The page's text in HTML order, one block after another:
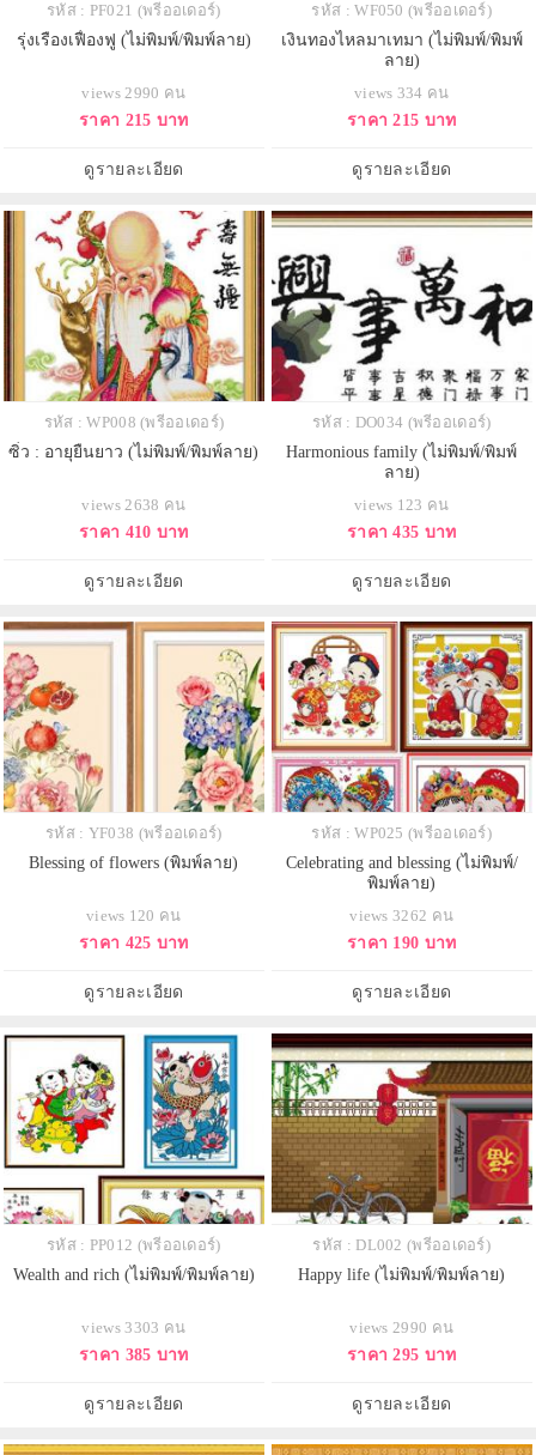
รหัส : PF021 (พรีออเดอร์)
รุ่งเรืองเฟื่องฟู (ไม่พิมพ์/พิมพ์ลาย)
views 2990 คน
ราคา 215 บาท
ดูรายละเอียด
รหัส : WF050 (พรีออเดอร์)
เงินทองไหลมาเทมา (ไม่พิมพ์/พิมพ์
ลาย)
views 334 คน
ราคา 215 บาท
ดูรายละเอียด
รหัส : WP008 (พรีออเดอร์)
ซิ่ว : อายุยืนยาว (ไม่พิมพ์/พิมพ์ลาย)
views 2638 คน
ราคา 410 บาท
ดูรายละเอียด
รหัส : DO034 (พรีออเดอร์)
Harmonious family (ไม่พิมพ์/พิมพ์
ลาย)
views 123 คน
ราคา 435 บาท
ดูรายละเอียด
รหัส : YF038 (พรีออเดอร์)
Blessing of flowers (พิมพ์ลาย)
views 120 คน
ราคา 425 บาท
ดูรายละเอียด
รหัส : WP025 (พรีออเดอร์)
Celebrating and blessing (ไม่พิมพ์/
พิมพ์ลาย)
views 3262 คน
ราคา 190 บาท
ดูรายละเอียด
รหัส : PP012 (พรีออเดอร์)
Wealth and rich (ไม่พิมพ์/พิมพ์ลาย)
views 3303 คน
ราคา 385 บาท
ดูรายละเอียด
รหัส : DL002 (พรีออเดอร์)
Happy life (ไม่พิมพ์/พิมพ์ลาย)
views 2990 คน
ราคา 295 บาท
ดูรายละเอียด